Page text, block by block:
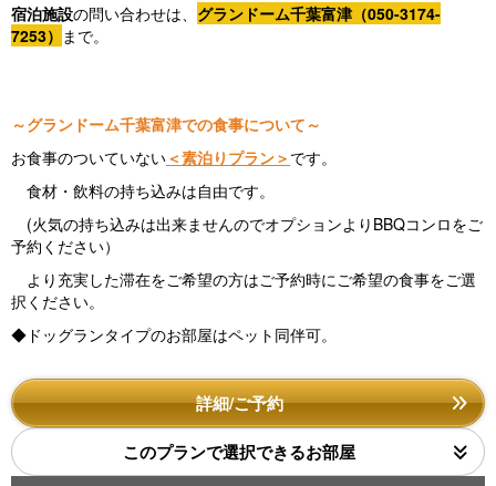
宿泊施設の問い合わせは、 グランドーム千葉富津（050-3174-
7253） まで。
～グランドーム千葉富津での食事について～
お食事のついていない＜素泊りプラン＞ です。
食材・飲料の持ち込みは自由です。
(火気の持ち込みは出来ませんのでオプションよりBBQコンロをご
予約ください）
より充実した滞在をご希望の方はご予約時にご希望の食事をご選
択ください。
◆ドッグランタイプのお部屋はペット同伴可。
詳細/ご予約
このプランで選択できるお部屋